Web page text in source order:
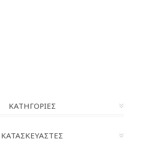
ΚΑΤΗΓΟΡΊΕΣ
ΚΑΤΑΣΚΕΥΑΣΤΈΣ